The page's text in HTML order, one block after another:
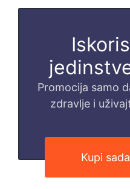
Promocija samo
zdravlje i
Kupi